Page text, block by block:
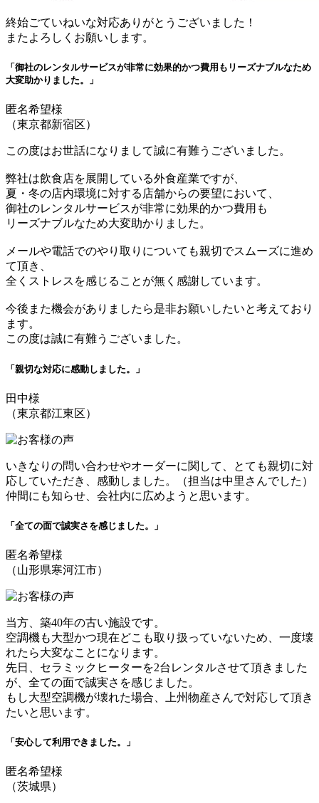
終始ごていねいな対応ありがとうございました！
またよろしくお願いします。
「御社のレンタルサービスが非常に効果的かつ費用もリーズナブルなため
大変助かりました。」
匿名希望様
（東京都新宿区）
この度はお世話になりまして誠に有難うございました。
弊社は飲食店を展開している外食産業ですが、
夏・冬の店内環境に対する店舗からの要望において、
御社のレンタルサービスが非常に効果的かつ費用も
リーズナブルなため大変助かりました。
メールや電話でのやり取りについても親切でスムーズに進め
て頂き、
全くストレスを感じることが無く感謝しています。
今後また機会がありましたら是非お願いしたいと考えており
ます。
この度は誠に有難うございました。
「親切な対応に感動しました。」
田中様
（東京都江東区）
いきなりの問い合わせやオーダーに関して、とても親切に対
応していただき、感動しました。（担当は中里さんでした）
仲間にも知らせ、会社内に広めようと思います。
「全ての面で誠実さを感じました。」
匿名希望様
（山形県寒河江市）
当方、築40年の古い施設です。
空調機も大型かつ現在どこも取り扱っていないため、一度壊
れたら大変なことになります。
先日、セラミックヒーターを2台レンタルさせて頂きました
が、全ての面で誠実さを感じました。
もし大型空調機が壊れた場合、上州物産さんで対応して頂き
たいと思います。
「安心して利用できました。」
匿名希望様
（茨城県）